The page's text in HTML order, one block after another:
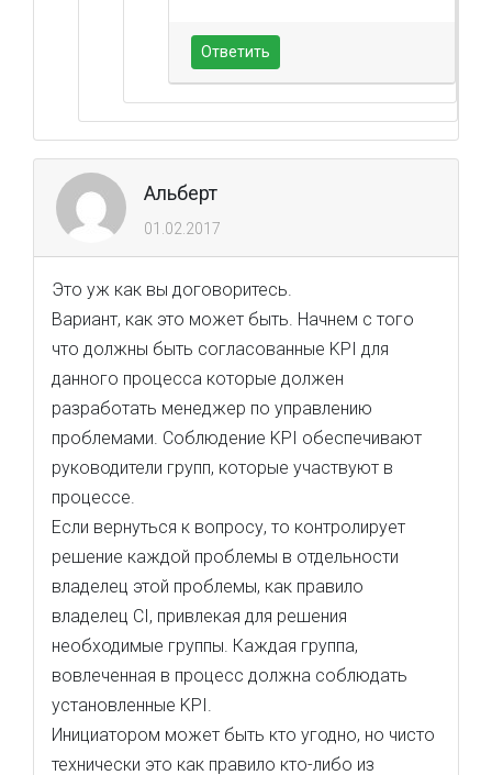
Ответить
Альберт
01.02.2017
Это уж как вы договоритесь.
Вариант, как это может быть. Начнем с того
что должны быть согласованные KPI для
данного процесса которые должен
разработать менеджер по управлению
проблемами. Соблюдение KPI обеспечивают
руководители групп, которые участвуют в
процессе.
Если вернуться к вопросу, то контролирует
решение каждой проблемы в отдельности
владелец этой проблемы, как правило
владелец CI, привлекая для решения
необходимые группы. Каждая группа,
вовлеченная в процесс должна соблюдать
установленные KPI.
Инициатором может быть кто угодно, но чисто
технически это как правило кто-либо из